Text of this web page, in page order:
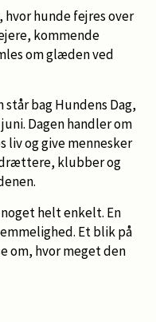
hvor hunde fejres over
kommende
om glæden ved
står bag Hundens Dag,
Dagen handler om
liv og give mennesker
klubber og
helt enkelt. En
Et blik på
om, hvor meget den